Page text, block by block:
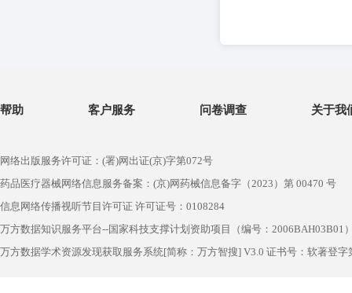
帮助 客户服务 问卷调查 关于我
网络出版服务许可证：(署)网出证(京)字第072号
药品医疗器械网络信息服务备案：(京)网药械信息备字（2023）第 00470 号
信息网络传播视听节目许可证 许可证号：0108284
万方数据知识服务平台--国家科技支撑计划资助项目（编号：2006BAH03B01
万方数据学术资源发现获取服务系统[简称：万方智搜] V3.0 证书号：软著登字